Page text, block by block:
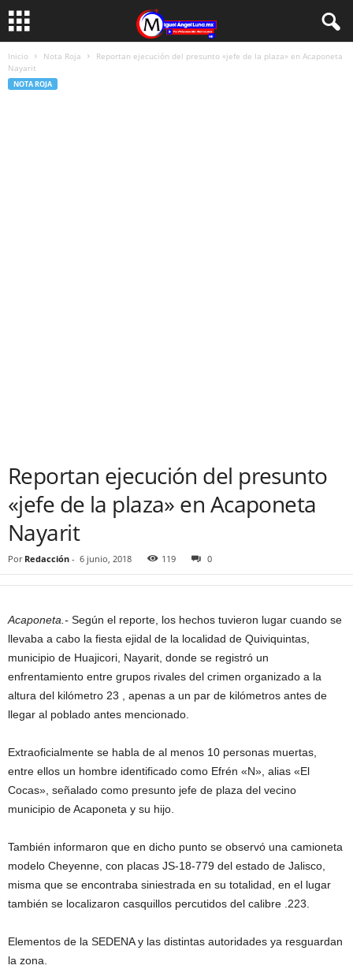
Inicio Nota Roja
Reportan ejecución del presunto «jefe de la plaza» en Acaponeta
Nayarit
NOTA ROJA
Reportan ejecución del presunto
«jefe de la plaza» en Acaponeta
Nayarit
Por Redacción - 6 junio, 2018 119 0
Acaponeta.- Según el reporte, los hechos tuvieron lugar cuando se
llevaba a cabo la fiesta ejidal de la localidad de Quiviquintas,
municipio de Huajicori, Nayarit, donde se registró un
enfrentamiento entre grupos rivales del crimen organizado a la
altura del kilómetro 23 , apenas a un par de kilómetros antes de
llegar al poblado antes mencionado.
Extraoficialmente se habla de al menos 10 personas muertas,
entre ellos un hombre identificado como Efrén «N», alias «El
Cocas», señalado como presunto jefe de plaza del vecino
municipio de Acaponeta y su hijo.
También informaron que en dicho punto se observó una camioneta
modelo Cheyenne, con placas JS-18-779 del estado de Jalisco,
misma que se encontraba siniestrada en su totalidad, en el lugar
también se localizaron casquillos percutidos del calibre .223.
Elementos de la SEDENA y las distintas autoridades ya resguardan
la zona.